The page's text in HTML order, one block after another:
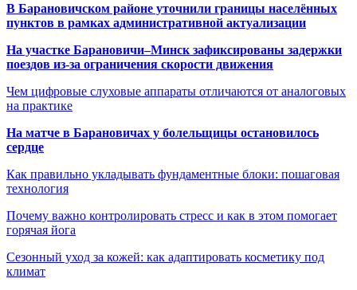
В Барановичском районе уточнили границы населённых
пунктов в рамках административной актуализации
На участке Барановичи–Минск зафиксированы задержки
поездов из-за ограничения скорости движения
Чем цифровые слуховые аппараты отличаются от аналоговых
на практике
На матче в Барановичах у болельщицы остановилось
сердце
Как правильно укладывать фундаментные блоки: пошаговая
технология
Почему важно контролировать стресс и как в этом помогает
горячая йога
Сезонный уход за кожей: как адаптировать косметику под
климат